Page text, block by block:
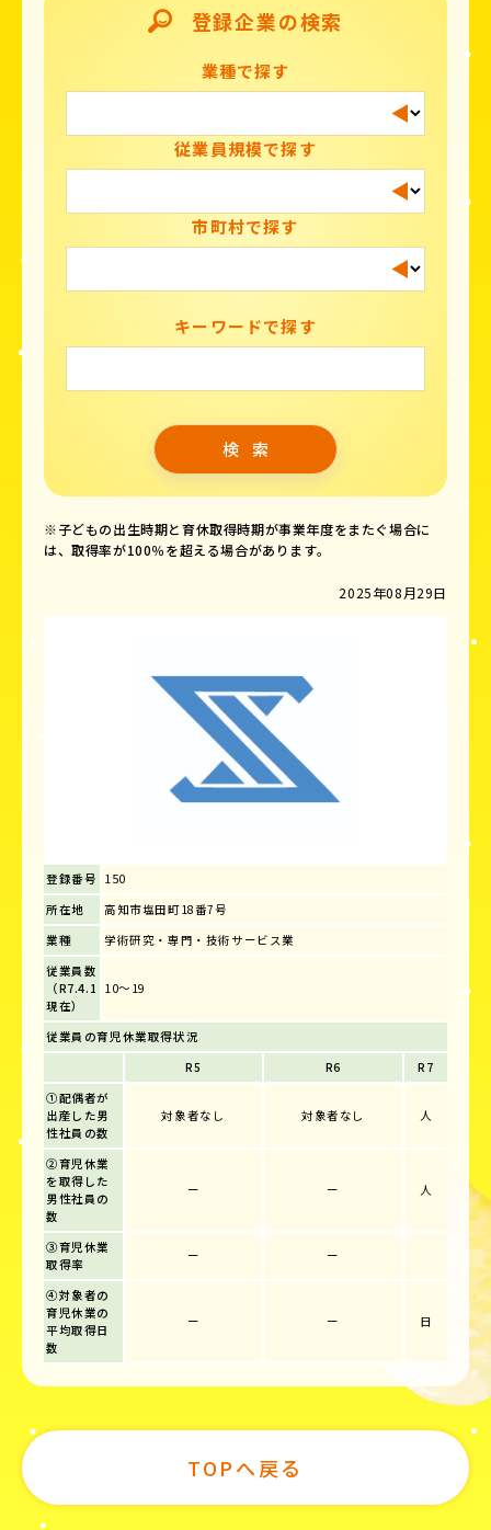
登録企業の検索
業種で探す
従業員規模で探す
市町村で探す
キーワードで探す
※子どもの出生時期と育休取得時期が事業年度をまたぐ場合に
は、取得率が100％を超える場合があります。
2025年08月29日
登録番号 150
所在地
高知市塩田町18番7号
業種
学術研究・専門・技術サービス業
従業員数
（R7.4.1
現在）
10～19
従業員の育児休業取得状況
R5
R6
R7
①配偶者が
出産した男
性社員の数
対象者なし 対象者なし 人
②育児休業
を取得した
男性社員の
数
ー ー 人
③育児休業
取得率
ー ー
④対象者の
育児休業の
平均取得日
数
ー ー 日
TOPへ戻る